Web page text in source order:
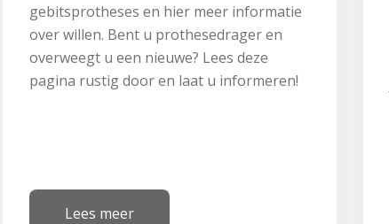
gebitsprotheses en hier meer informatie
over willen. Bent u prothesedrager en
overweegt u een nieuwe? Lees deze
pagina rustig door en laat u informeren!
Lees meer